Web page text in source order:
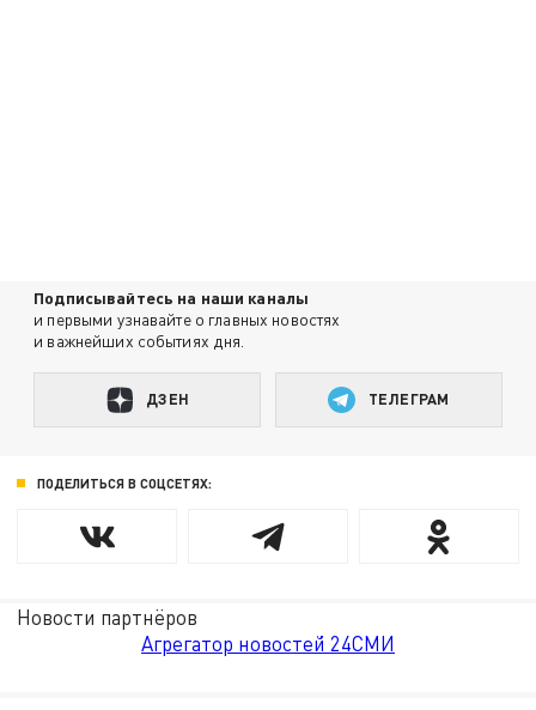
Подписывайтесь на наши каналы
и первыми узнавайте о главных новостях
и важнейших событиях дня.
ДЗЕН ТЕЛЕГРАМ
ПОДЕЛИТЬСЯ В СОЦСЕТЯХ:
Новости партнёров
Агрегатор новостей 24СМИ